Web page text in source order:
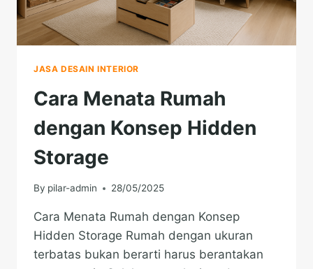
JASA DESAIN INTERIOR
Cara Menata Rumah
dengan Konsep Hidden
Storage
By pilar-admin 28/05/2025
Cara Menata Rumah dengan Konsep
Hidden Storage Rumah dengan ukuran
terbatas bukan berarti harus berantakan